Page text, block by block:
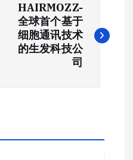
HAIRMOZZ-
全球首个基于
细胞通讯技术
的生发科技公
司